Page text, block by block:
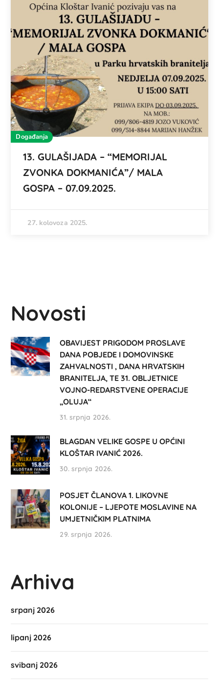
Događanja
13. GULAŠIJADA – “MEMORIJAL
ZVONKA DOKMANIĆA”/ MALA
GOSPA – 07.09.2025.
27. kolovoza 2025.
Novosti
OBAVIJEST PRIGODOM PROSLAVE
DANA POBJEDE I DOMOVINSKE
ZAHVALNOSTI , DANA HRVATSKIH
BRANITELJA, TE 31. OBLJETNICE
VOJNO-REDARSTVENE OPERACIJE
„OLUJA“
31. srpnja 2026.
BLAGDAN VELIKE GOSPE U OPĆINI
KLOŠTAR IVANIĆ 2026.
30. srpnja 2026.
POSJET ČLANOVA 1. LIKOVNE
KOLONIJE – LJEPOTE MOSLAVINE NA
UMJETNIČKIM PLATNIMA
29. srpnja 2026.
Arhiva
srpanj 2026
lipanj 2026
svibanj 2026